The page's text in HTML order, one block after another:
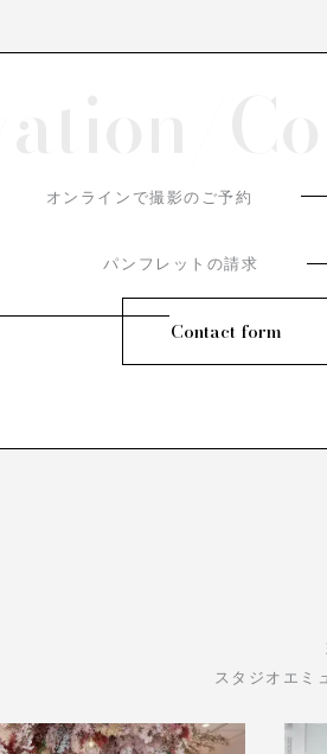
オンラインで撮影のご予約
パンフレットの請求
Contact form
スタジオエミ